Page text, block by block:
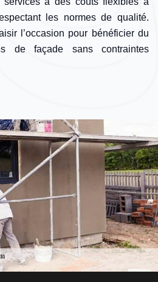
les normes de qualité.
l’occasion pour bénéficier du
de façade sans contraintes